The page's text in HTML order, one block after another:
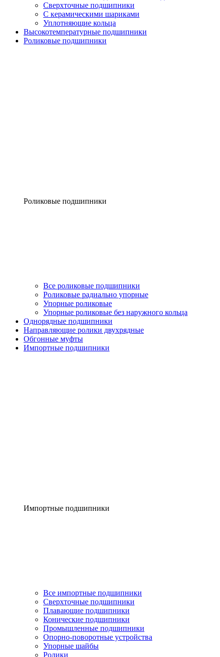
Сверхточные подшипники
С керамическими шариками
Уплотняющие кольца
Высокотемпературные подшипники
Роликовые подшипники
Роликовые подшипники
Все роликовые подшипники
Роликовые радиально упорные
Упорные роликовые
Упорные роликовые без наружного кольца
Однорядные подшипники
Направляющие ролики двухрядные
Обгонные муфты
Импортные подшипники
Импортные подшипники
Все импортные подшипники
Сверхточные подшипники
Плавающие подшипники
Конические подшипники
Промышленные подшипники
Опорно-поворотные устройства
Упорные шайбы
Ролики